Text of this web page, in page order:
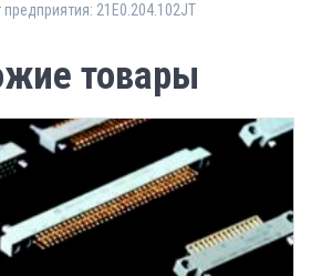
предприятия: 21E0.204.102JT
товары